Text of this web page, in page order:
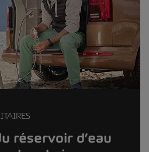
réservoir d’eau